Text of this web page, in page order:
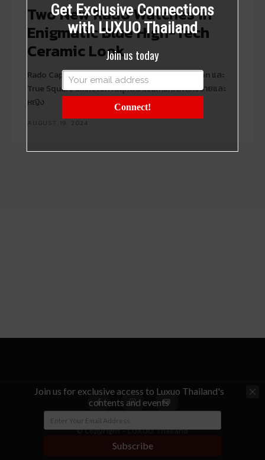
Two New Rado Watches in
Enigmatic Blue High-Tech
Ceramic Look
Rado Captain Cook High-Tech Ceramic Skeleton และ
True Square Skeleton ในลุคสีน้ำเงินใหม่ที่ใส่ได้ทั้งชายและ
หญิง
© Copyright - LUXUO Thailand
Join us for exclusive access to Luxuo Thailand's
contents and events
Subscribe
Get Exclusive Connections
with LUXUO Thailand
Join us today
Connect!